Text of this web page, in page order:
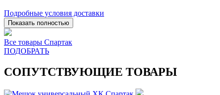
Подробные условия доставки
Показать полностью
Все товары Спартак
ПОДОБРАТЬ
СОПУТСТВУЮЩИЕ ТОВАРЫ